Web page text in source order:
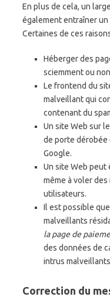
En plus de cela, un
également entraîner
Certaines de ces
Héberger des
sciemment ou
Le frontend du
malveillant qui
contenant du
Un site Web sur
de porte dérobée
Google.
Un site Web peut
même à voler
utilisateurs.
Il est possible
malveillants
la page de
des données de
intrus
Correction du